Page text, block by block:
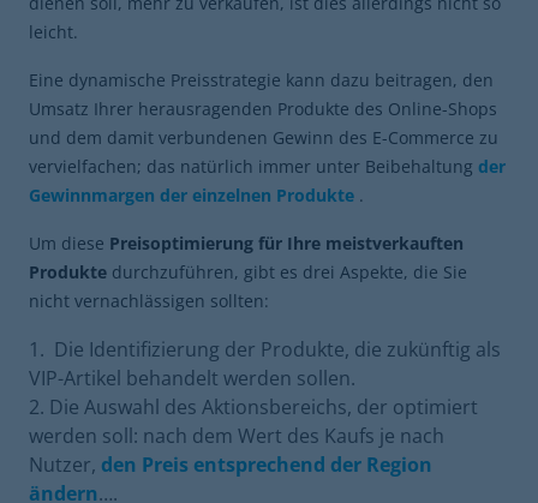
leicht.
Eine dynamische Preisstrategie kann dazu beitragen, den
Umsatz Ihrer herausragenden Produkte des Online-Shops
und dem damit verbundenen Gewinn des E-Commerce zu
vervielfachen; das natürlich immer unter Beibehaltung der
Gewinnmargen der einzelnen Produkte .
Um diese Preisoptimierung für Ihre meistverkauften
Produkte durchzuführen, gibt es drei Aspekte, die Sie
nicht vernachlässigen sollten:
Die Identifizierung der Produkte, die zukünftig als
VIP-Artikel behandelt werden sollen.
Die Auswahl des Aktionsbereichs, der optimiert
werden soll: nach dem Wert des Kaufs je nach
Nutzer, den Preis entsprechend der Region
ändern….